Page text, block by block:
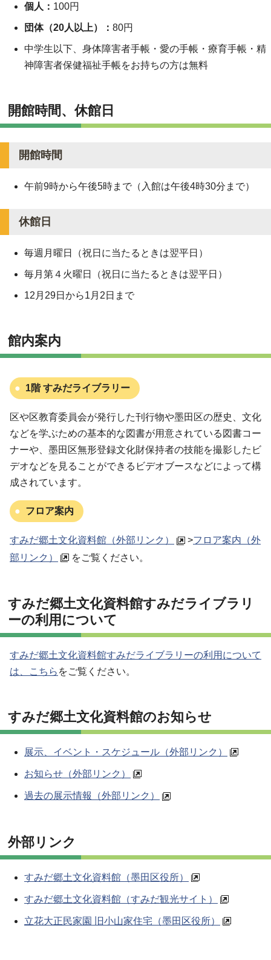
個人： 100円
団体（20人以上）： 80円
中学生以下、身体障害者手帳・愛の手帳・療育手帳・精
神障害者保健福祉手帳をお持ちの方は無料
開館時間、休館日
開館時間
午前9時から午後5時まで（入館は午後4時30分まで）
休館日
毎週月曜日（祝日に当たるときは翌平日）
毎月第４火曜日（祝日に当たるときは翌平日）
12月29日から1月2日まで
館内案内
1階 すみだライブラリー
区や区教育委員会が発行した刊行物や墨田区の歴史、文化
などを学ぶための基本的な図書が用意されている図書コー
ナーや、墨田区無形登録文化財保持者の技能を撮影したビ
デオなどを見ることができるビデオブースなどによって構
成されています。
フロア案内
すみだ郷土文化資料館（外部リンク） >フロア案内（外
部リンク）
をご覧ください。
すみだ郷土文化資料館すみだライブラリ
ーの利用について
すみだ郷土文化資料館すみだライブラリーの利用について
は、こちら をご覧ください。
すみだ郷土文化資料館のお知らせ
展示、イベント・スケジュール（外部リンク）
お知らせ（外部リンク）
過去の展示情報（外部リンク）
外部リンク
すみだ郷土文化資料館（墨田区役所）
すみだ郷土文化資料館（すみだ観光サイト）
立花大正民家園 旧小山家住宅（墨田区役所）